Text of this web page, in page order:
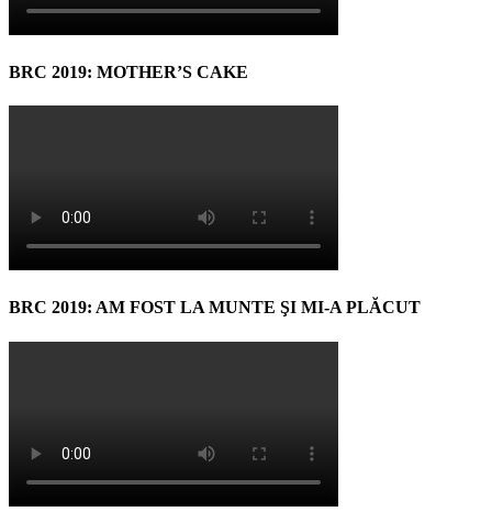
BRC 2019: MOTHER’S CAKE
BRC 2019: AM FOST LA MUNTE ŞI MI-A PLĂCUT